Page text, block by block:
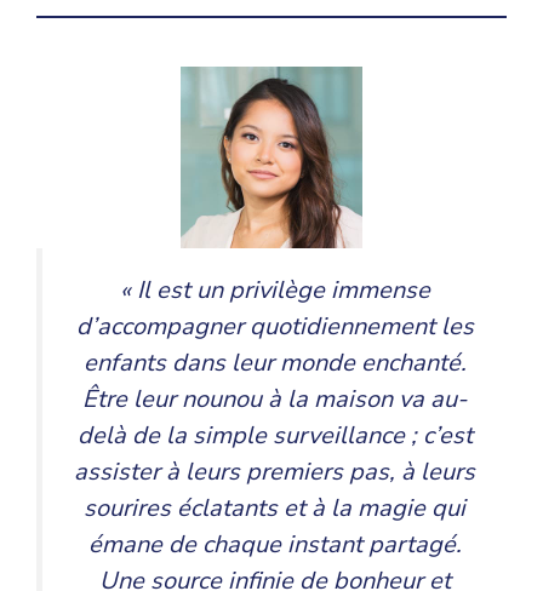
« Il est un privilège immense
d’accompagner quotidiennement les
enfants dans leur monde enchanté.
Être leur nounou à la maison va au-
delà de la simple surveillance ; c’est
assister à leurs premiers pas, à leurs
sourires éclatants et à la magie qui
émane de chaque instant partagé.
Une source infinie de bonheur et